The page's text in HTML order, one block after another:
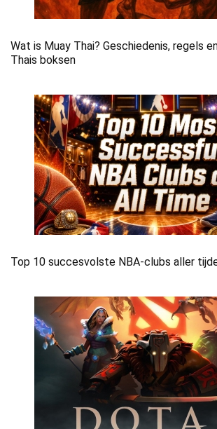
Wat is Muay Thai? Geschiedenis, regels
Thais boksen
Top 10 succesvolste NBA-clubs aller